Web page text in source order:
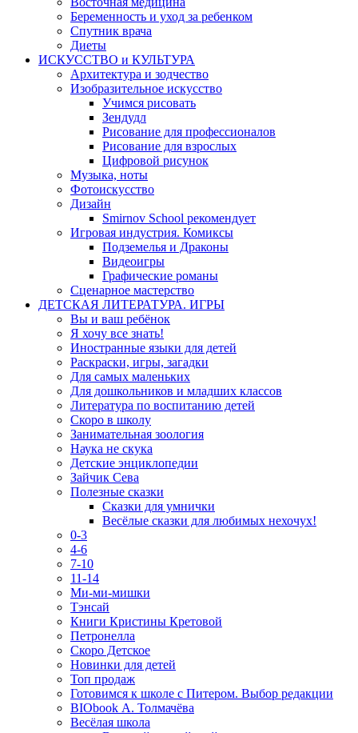
Беременность и уход за ребенком
Спутник врача
Диеты
ИСКУССТВО и КУЛЬТУРА
Архитектура и зодчество
Изобразительное искусство
Учимся рисовать
Зендудл
Рисование для профессионалов
Рисование для взрослых
Цифровой рисунок
Музыка, ноты
Фотоискусство
Дизайн
Smirnov School рекомендует
Игровая индустрия. Комиксы
Подземелья и Драконы
Видеоигры
Графические романы
Сценарное мастерство
ДЕТСКАЯ ЛИТЕРАТУРА. ИГРЫ
Вы и ваш ребёнок
Я хочу все знать!
Иностранные языки для детей
Раскраски, игры, загадки
Для самых маленьких
Для дошкольников и младших классов
Литература по воспитанию детей
Скоро в школу
Занимательная зоология
Наука не скука
Детские энциклопедии
Зайчик Сева
Полезные сказки
Сказки для умнички
Весёлые сказки для любимых нехочух!
0-3
4-6
7-10
11-14
Ми-ми-мишки
Тэнсай
Книги Кристины Кретовой
Петронелла
Скоро Детское
Новинки для детей
Топ продаж
Готовимся к школе с Питером. Выбор редакции
BIObook А. Толмачёва
Весёлая школа